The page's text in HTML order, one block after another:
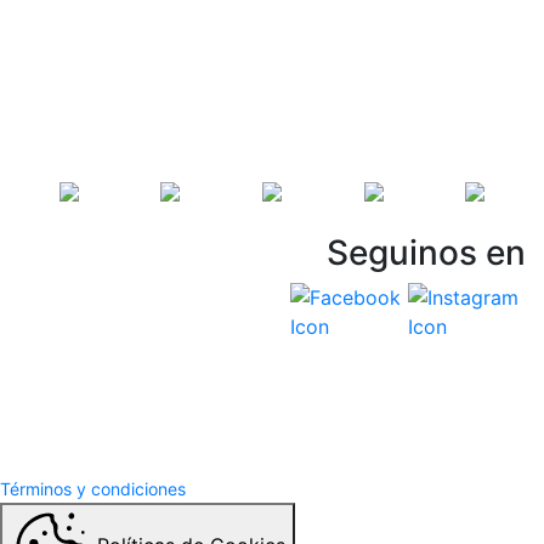
Seguinos en
Términos y condiciones